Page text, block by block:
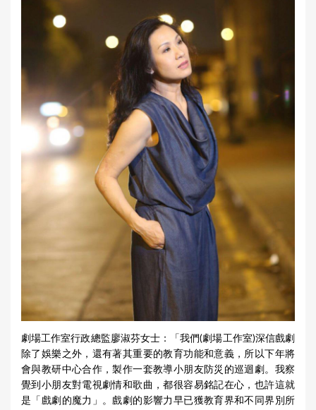
劇場工作室行政總監廖淑芬女士：「我們(劇場工作室)深信戲劇
除了娛樂之外，還有著其重要的教育功能和意義，所以下年將
會與教研中心合作，製作一套教導小朋友防災的巡迴劇。我察
覺到小朋友對電視劇情和歌曲，都很容易銘記在心，也許這就
是「戲劇的魔力」。戲劇的影響力早已獲教育界和不同界別所